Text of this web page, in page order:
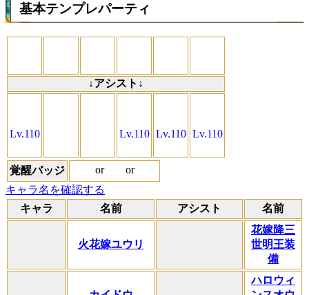
基本テンプレパーティ
↓アシスト↓
Lv.110 Lv.110 Lv.110 Lv.110
覚醒バッジ or
or
キャラ名を確認する
キャラ
名前 アシスト 名前
火花嫁ユウリ
花嫁降三
世明王装
備
ハロウィ